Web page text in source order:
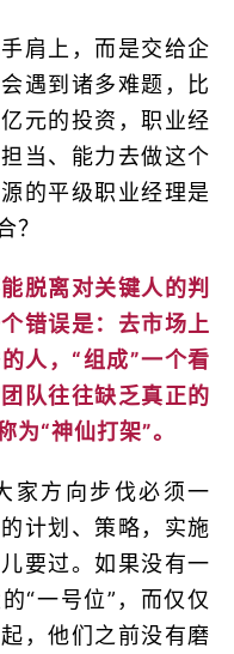
肩上，而是交给企
遇到诸多难题，比
元的投资，职业经
当、能力去做这个
的平级职业经理是
？
脱离对关键人的判
错误是：去市场上
人，“组成”一个看
队往往缺乏真正的
为“神仙打架”。
家方向步伐必须一
计划、策略，实施
要过。如果没有一
“一号位”，而仅仅
，他们之前没有磨